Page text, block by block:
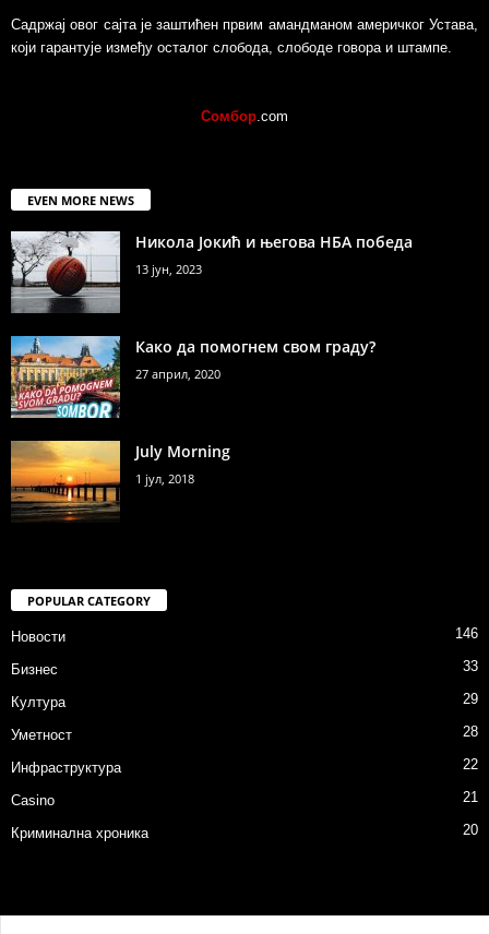
Садржај овог сајта је заштићен првим амандманом америчког Устава,
који гарантује између осталог слобода, слободе говора и штампе.
Сомбор.com
EVEN MORE NEWS
Никола Јокић и његова НБА победа
13 јун, 2023
Како да помогнем свом граду?
27 април, 2020
July Morning
1 јул, 2018
POPULAR CATEGORY
Новости 146
Бизнес 33
Култура 29
Уметност 28
Инфраструктура 22
Casino 21
Криминална хроника 20